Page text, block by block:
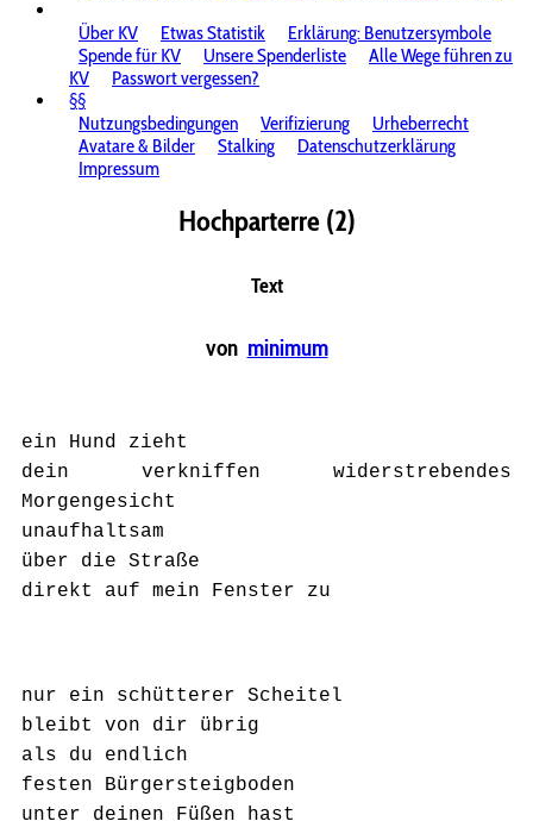
Über KV
Etwas Statistik
Erklärung: Benutzersymbole
Spende für KV
Unsere Spenderliste
Alle Wege führen zu
KV
Passwort vergessen?
§§
Nutzungsbedingungen
Verifizierung
Urheberrecht
Avatare & Bilder
Stalking
Datenschutzerklärung
Impressum
Hochparterre (2)
Text
von minimum
ein Hund zieht
dein verkniffen widerstrebendes
Morgengesicht
unaufhaltsam
über die Straße
direkt auf mein Fenster zu
nur ein schütterer Scheitel
bleibt von dir übrig
als du endlich
festen Bürgersteigboden
unter deinen Füßen hast